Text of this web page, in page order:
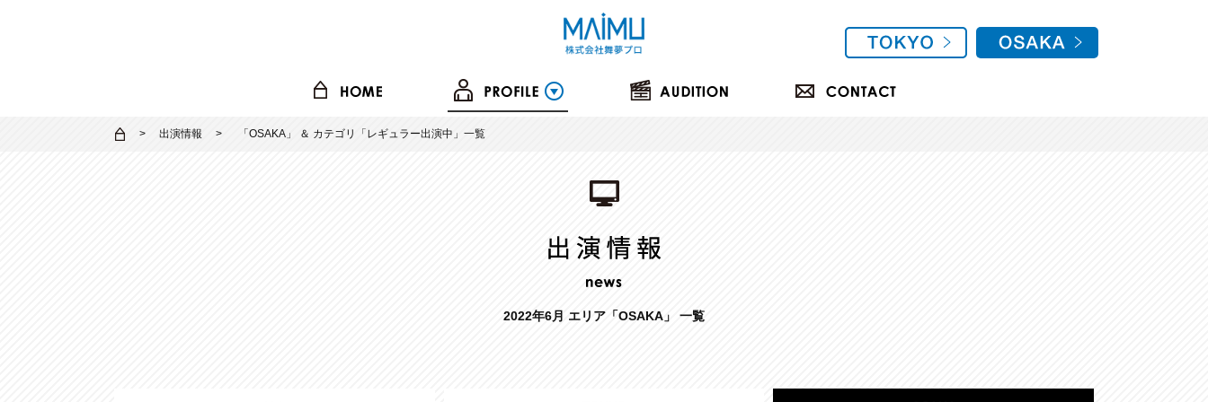
出演情報 「 OSAKA 」 ＆ カテゴリ「 レギュラー出演中 」一覧
2022年6月 エリア「OSAKA」 一覧